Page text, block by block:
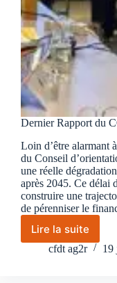
Dernier Rapport du
Loin d’être alarmant
du Conseil
une réelle
après 2045. Ce délai
construire une
de pérenniser le
Lire la suite
Dernier
Rapport
cfdt ag2r 19